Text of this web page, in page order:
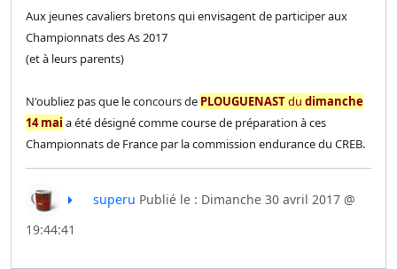
Aux jeunes cavaliers bretons qui envisagent de participer aux
Championnats des As 2017
(et à leurs parents)
N'oubliez pas que le concours de PLOUGUENASTdu dimanche
14 mai a été désigné comme course de préparation à ces
Championnats de France par la commission endurance du CREB.
superu Publié le : Dimanche 30 avril 2017 @
19:44:41